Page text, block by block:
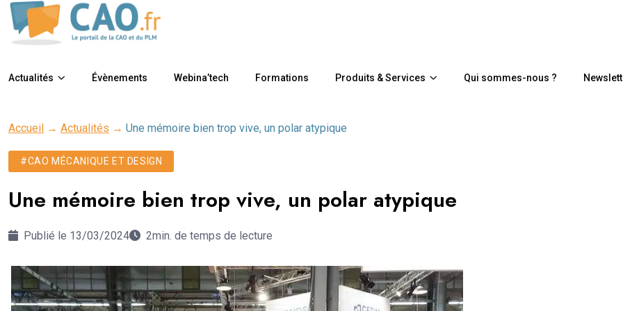
Actualités Évènements Webina’tech Formations Produits & Services Qui sommes-nous ?
Accueil → Actualités → Une mémoire bien trop vive, un polar atypique
#CAO MÉCANIQUE ET DESIGN
Une mémoire bien trop vive, un polar atypique
Publié le 13/03/2024 2min. de temps de lecture